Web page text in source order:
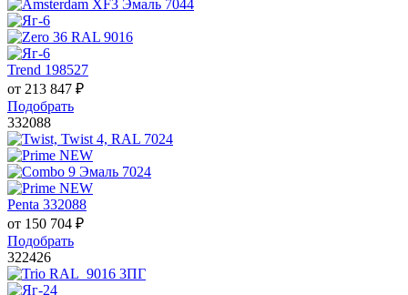
Trend 198527
от 213 847 ₽
Подобрать
332088
Penta 332088
от 150 704 ₽
Подобрать
322426